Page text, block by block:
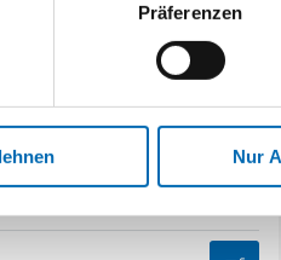
Präferenzen
Nur
STAHLHÄRTER
Bit-Box 32-tlg Mix